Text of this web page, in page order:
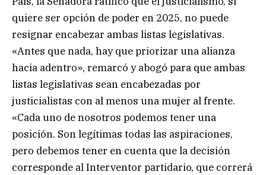
quiere ser opción de poder en 2025, no puede
resignar encabezar ambas listas legislativas.
«Antes que nada, hay que priorizar una alianza
hacia adentro», remarcó y abogó para que ambas
listas legislativas sean encabezadas por
justicialistas con al menos una mujer al frente.
«Cada uno de nosotros podemos tener una
posición. Son legítimas todas las aspiraciones,
pero debemos tener en cuenta que la decisión
corresponde al Interventor partidario, que correrá